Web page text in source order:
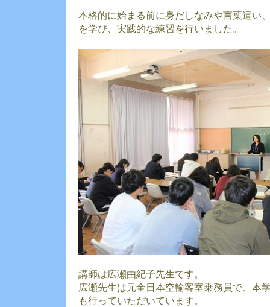
本格的に始まる前に身だしなみや言葉遣い
を学び、実践的な練習を行いました。
講師は広瀬由紀子先生です。
広瀬先生は元全日本空輸客室乗務員で、本
も行っていただいています。